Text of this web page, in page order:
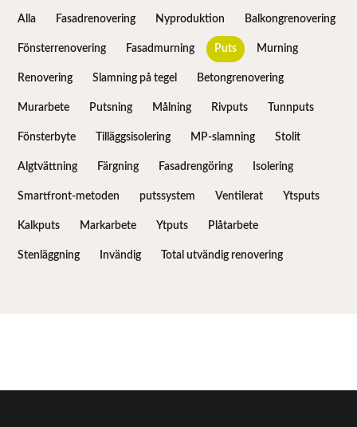
Alla Fasadrenovering Nyproduktion Balkongrenovering
Fönsterrenovering Fasadmurning Puts Murning
Renovering Slamning på tegel Betongrenovering
Murarbete Putsning Målning Rivputs Tunnputs
Fönsterbyte Tilläggsisolering MP-slamning Stolit
Algtvättning Färgning Fasadrengöring Isolering
Smartfront-metoden putssystem Ventilerat Ytsputs
Kalkputs Markarbete Ytputs Plåtarbete
Stenläggning Invändig Total utvändig renovering